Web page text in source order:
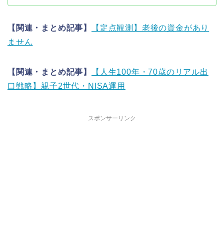
【関連・まとめ記事】
【定点観測】老後の資金があり
ません
【関連・まとめ記事】
【人生100年・70歳のリアル出
口戦略】親子2世代・NISA運用
スポンサーリンク